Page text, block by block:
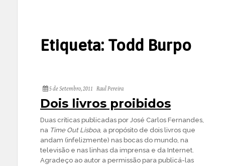
Etiqueta: Todd Burpo
5 de Setembro, 2011 Raul Pereira
Dois livros proibidos
Duas críticas publicadas por José Carlos Fernandes,
na Time Out Lisboa, a propósito de dois livros que
andam (infelizmente) nas bocas do mundo, na
televisão e nas linhas da imprensa e da Internet.
Agradeço ao autor a permissão para publicá-las